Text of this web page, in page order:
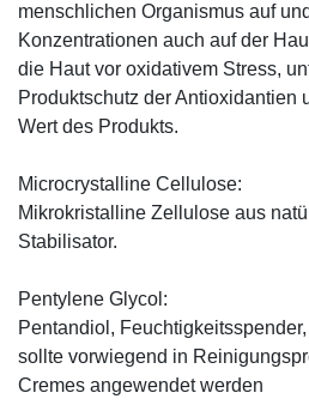
menschlichen Organismus auf
Konzentrationen auch auf der
die Haut vor oxidativem Stress,
Produktschutz der Antioxidantien
Wert des Produkts.
Microcrystalline Cellulose:
Mikrokristalline Zellulose aus
Stabilisator.
Pentylene Glycol:
Pentandiol,
sollte vorwiegend in
Cremes angewendet werden